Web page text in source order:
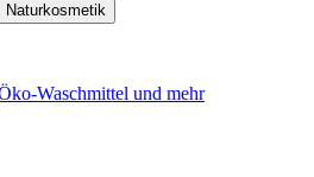
Waschmittel und mehr